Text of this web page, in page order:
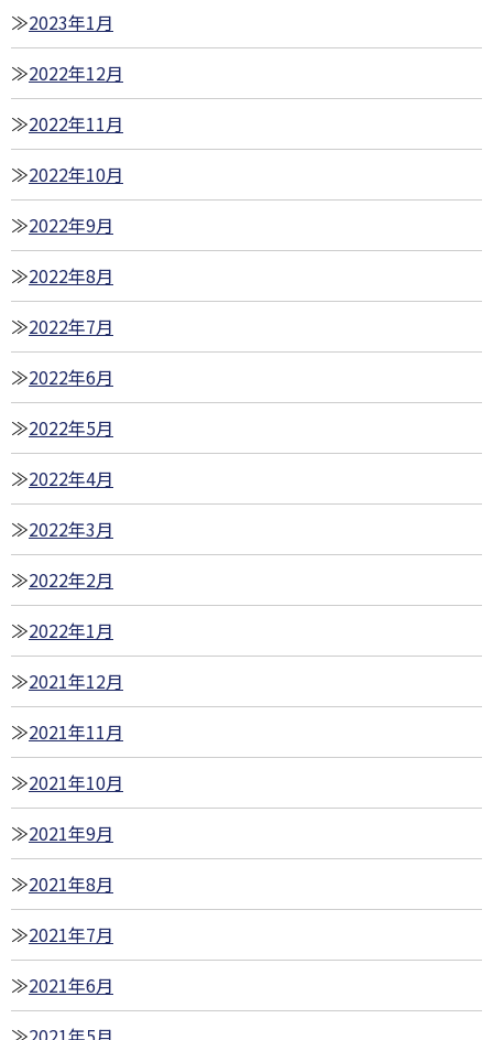
2023年1月
2022年12月
2022年11月
2022年10月
2022年9月
2022年8月
2022年7月
2022年6月
2022年5月
2022年4月
2022年3月
2022年2月
2022年1月
2021年12月
2021年11月
2021年10月
2021年9月
2021年8月
2021年7月
2021年6月